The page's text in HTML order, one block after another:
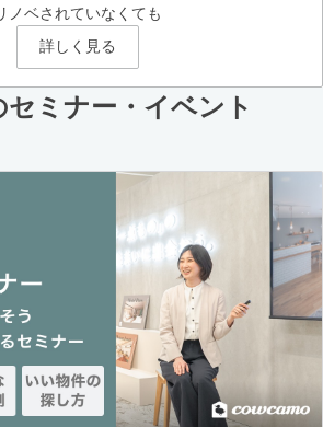
ノベされていなくても
詳しく見る
セミナー・イベント